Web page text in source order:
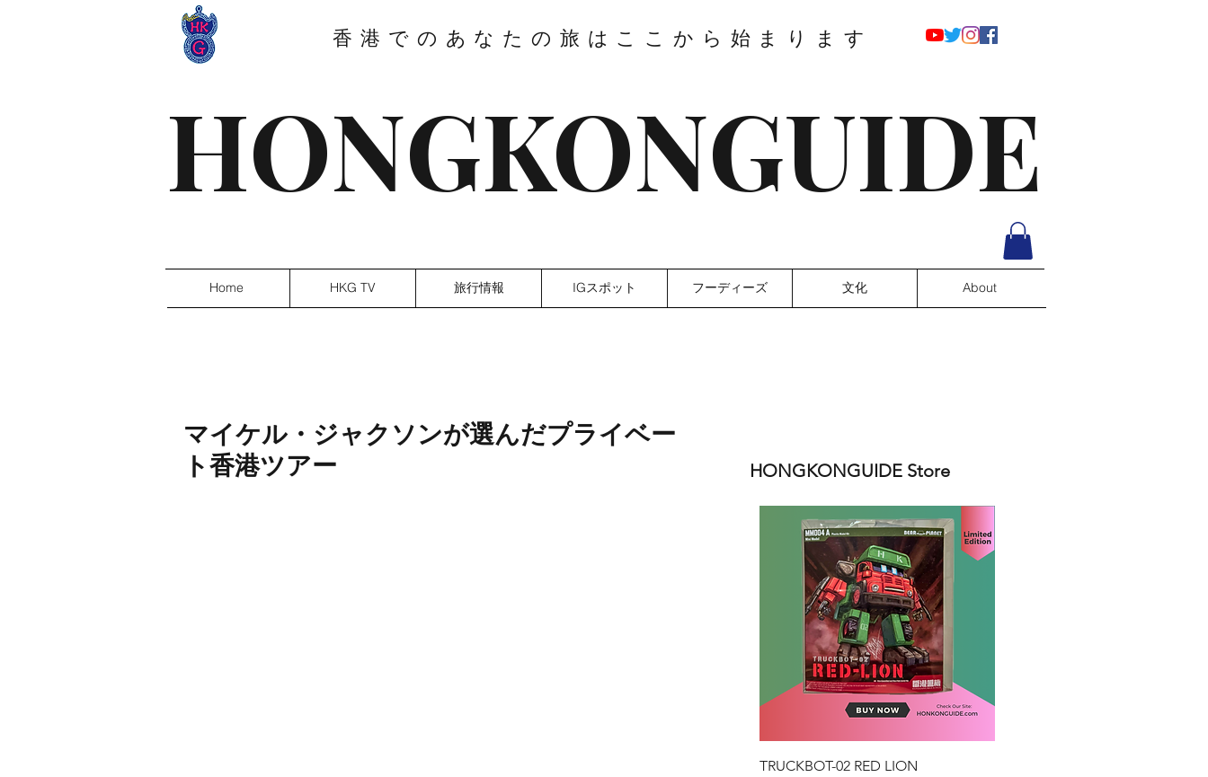
香港でのあなたの旅はここから始まります
HONGKONGUIDE
Home HKG TV 旅行情報 IGスポット フーディーズ 文化 About
HONGKONGUIDE Store
クイックビュー
TRUCKBOT-02 RED LION
マイケル・ジャクソンが選んだプライベー
ト香港ツアー